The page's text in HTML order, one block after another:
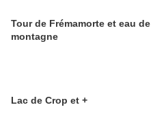
Tour de Frémamorte et eau de
montagne
Lac de Crop et +